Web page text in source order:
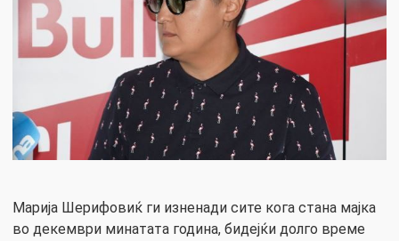
Марија Шерифовиќ ги изненади сите кога стана мајка
во декември минатата година, бидејќи долго време